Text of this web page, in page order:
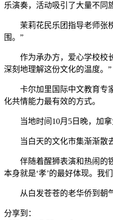
乐演奏，活动吸引了大量不同
茉莉花民乐团指导老师张榜
围。”
作为承办方，爱心学校校长
深刻地理解这份文化的温度。”
卡尔加里国际中文教育专家
化共情能力最有效的方式。
当地时间10月5日晚，加
当白天的文化市集渐渐散去
伴随着醒狮表演和热闹的锣
本身就是‘孝’的最好体现。我
从白发苍苍的老华侨到朝气
分享到：